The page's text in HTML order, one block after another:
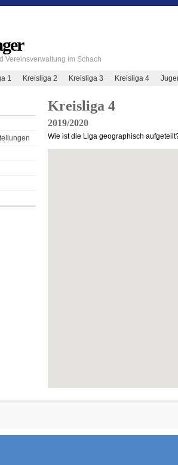
Vereinsverwaltung im Schach
1 Kreisliga 2 Kreisliga 3 Kreisliga 4
Kreisliga 4
2019/2020
Wie ist die Liga geographisch